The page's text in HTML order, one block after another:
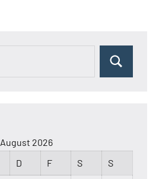
Suchen
August 2026
D F S S